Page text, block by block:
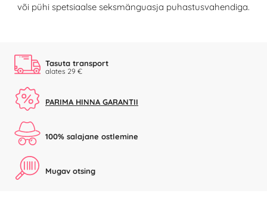
või pühi spetsiaalse seksmänguasja puhastusvahendiga.
Tasuta transport
alates 29 €
PARIMA HINNA GARANTII
100% salajane ostlemine
Mugav otsing